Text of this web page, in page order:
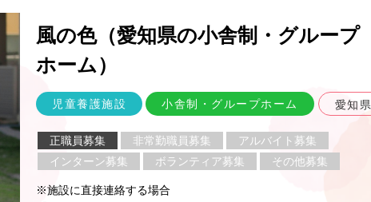
風の色（愛知県の小舎制・グループ
ホーム）
児童養護施設 小舎制・グループホーム 愛知県
正職員募集 非常勤職員募集
アルバイト募集
インターン募集
ボランティア募集 その他募集
※施設に直接連絡する場合